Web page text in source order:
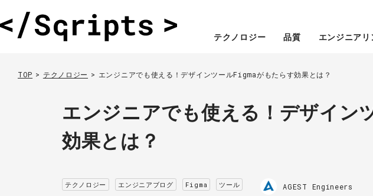
テクノロジー 品質 エンジニアリ
TOP テクノロジー エンジニアでも使える！デザインツールFigmaがもたらす効果とは？
エンジニアでも使える！デザイン
効果とは？
テクノロジー エンジニアブログ Figma ツール AGEST Engineers